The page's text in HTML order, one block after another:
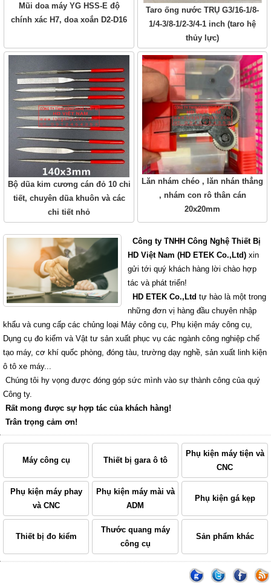
Mũi doa máy YG HSS-E độ
chính xác H7, doa xoắn D2-D16
Taro ống nước TRỤ G3/16-1/8-
1/4-3/8-1/2-3/4-1 inch (taro hệ
thủy lực)
Bộ dũa kim cương cán đỏ 10 chi
tiết, chuyên dũa khuôn và các
chi tiết nhỏ
Lăn nhám chéo , lăn nhán thẳng
, nhám con rô thân cán
20x20mm
Công ty TNHH Công Nghệ Thiết Bị
HD Việt Nam (HD ETEK Co.,Ltd)xin
gửi tới quý khách hàng lời chào hợp
tác và phát triển!
HD ETEK Co.,Ltd tự hào là một trong
những đơn vị hàng đầu chuyên nhập
khẩu và cung cấp các chủng loại Máy công cụ, Phụ kiện máy công cụ,
Dụng cụ đo kiểm và Vật tư sản xuất phục vụ các ngành công nghiệp chế
tạo máy, cơ khí quốc phòng, đóng tàu, trường dạy nghề, sản xuất linh kiện
ô tô xe máy...
Chúng tôi hy vọng được đóng góp sức mình vào sự thành công của quý
Công ty.
Rất mong được sự hợp tác của khách hàng!
Trân trọng cảm ơn!
Máy công cụ Thiết bị gara ô tô
Phụ kiện máy tiện và
CNC
Phụ kiện máy phay
và CNC
Phụ kiện máy mài và
ADM
Phụ kiện gá kẹp
Thiết bị đo kiểm
Thước quang máy
công cụ
Sản phẩm khác